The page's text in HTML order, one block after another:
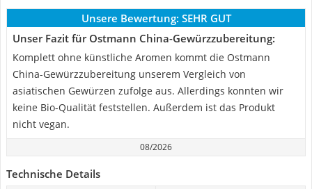
Unsere Bewertung: SEHR GUT
Unser Fazit für Ostmann China-Gewürzzubereitung:
Komplett ohne künstliche Aromen kommt die Ostmann
China-Gewürzzubereitung unserem Vergleich von
asiatischen Gewürzen zufolge aus. Allerdings konnten wir
keine Bio-Qualität feststellen. Außerdem ist das Produkt
nicht vegan.
08/2026
Technische Details